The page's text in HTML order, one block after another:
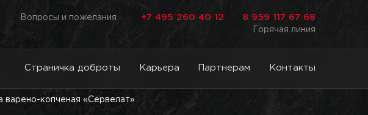
Вопросы и пожелания +7 495 260 40 12 8 959 117 67 68
Горячая линия
Страничка доброты Карьера Партнерам Контакты
варено-копченая «Сервелат»